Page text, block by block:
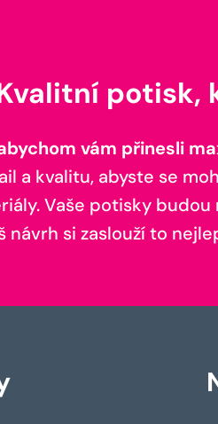
potisk,
vám přinesli
a kvalitu, abyste se
Vaše potisky
návrh si zaslouží to